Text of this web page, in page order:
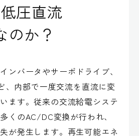
圧直流
のか？
ンバータやサーボドライブ、
、内部で一度交流を直流に変
ます。従来の交流給電システ
くのAC/DC変換が行われ、
が発生します。再生可能エネ